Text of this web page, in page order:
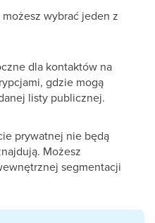
wybrać jeden z
dla kontaktów na
gdzie mogą
listy publicznej.
prywatnej nie będą
Możesz
segmentacji